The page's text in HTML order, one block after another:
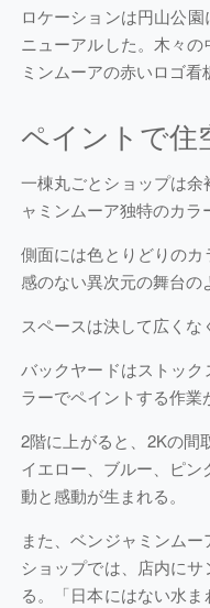
ロケーションは円山公
ニューアルした。木々
ミンムーアの赤いロゴ看
ペイントで住
一棟丸ごとショップは
ャミンムーア独特のカラ
側面には色とりどりの
感のない異次元の舞台の
スペースは決して広くな
バックヤードはストッ
ラーでペイントする作業
2階に上がると、2Kの間
イエロー、ブルー、ピ
動と感動が生まれる。
また、ベンジャミンム
ショップでは、店内に
る。「日本にはない水